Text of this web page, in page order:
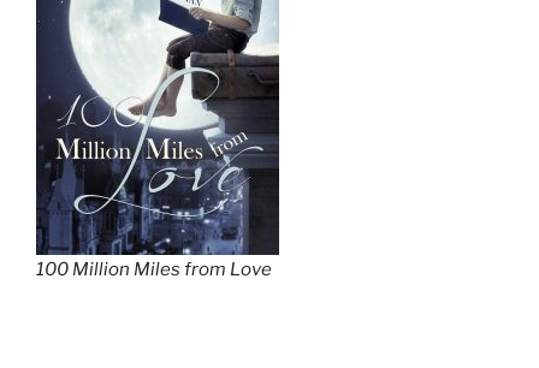
100 Million Miles from Love